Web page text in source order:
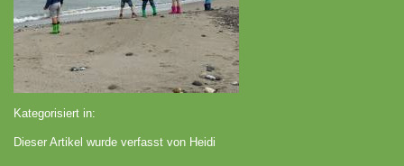
Kategorisiert in:
Dieser Artikel wurde verfasst von Heidi